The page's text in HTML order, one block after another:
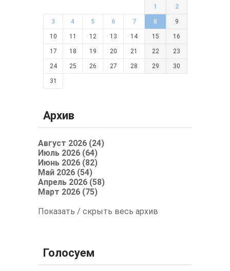
1 2
3 4 5 6 7 8 9
10 11 12 13 14 15 16
17 18 19 20 21 22 23
24 25 26 27 28 29 30
31
Архив
Август 2026 (24)
Июль 2026 (64)
Июнь 2026 (82)
Май 2026 (54)
Апрель 2026 (58)
Март 2026 (75)
Показать / скрыть весь архив
Голосуем